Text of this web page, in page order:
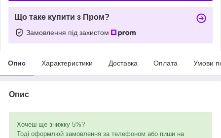
Що таке купити з Пром?
Замовлення під захистом
Опис Характеристики Доставка Оплата Умови
Опис
Хочеш ще знижку 5%?
Тоді оформлюй замовлення за телефоном або пиши на